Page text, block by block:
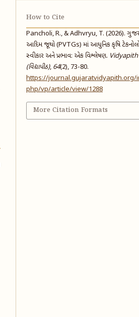
How to Cite
Pancholi, R., & Adhvryu, T. (2026).
આદિમ જૂથો (PVTGs) માં આધુનિક કૃષિ
સ્વીકાર અને પ્રભાવ: એક વિશ્લેષણ. Vidyapith
(વિદ્યાપીઠ), 64(2), 73-80.
https://journal.gujaratvidyapith.org/
php/vp/article/view/1288
More Citation Formats